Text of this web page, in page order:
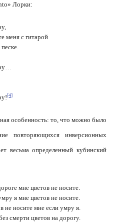
Лорки:
меня с гитарой
[4]
особенность: то, что можно было
повторяющихся инверсионных
весьма определенный кубинский
мне цветов не носите.
я мне цветов не носите.
не носите мне если умру я.
смерти цветов на дорогу.